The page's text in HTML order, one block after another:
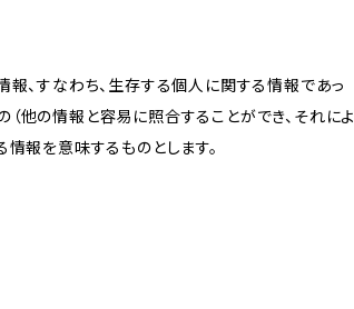
、すなわち、生存する個人に関する情報であっ
他の情報と容易に照合することができ、それによ
報を意味するものとします。